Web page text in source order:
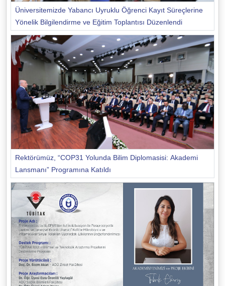
Üniversitemizde Yabancı Uyruklu Öğrenci Kayıt Süreçlerine
Yönelik Bilgilendirme ve Eğitim Toplantısı Düzenlendi
Rektörümüz, “COP31 Yolunda Bilim Diplomasisi: Akademi
Lansmanı” Programına Katıldı